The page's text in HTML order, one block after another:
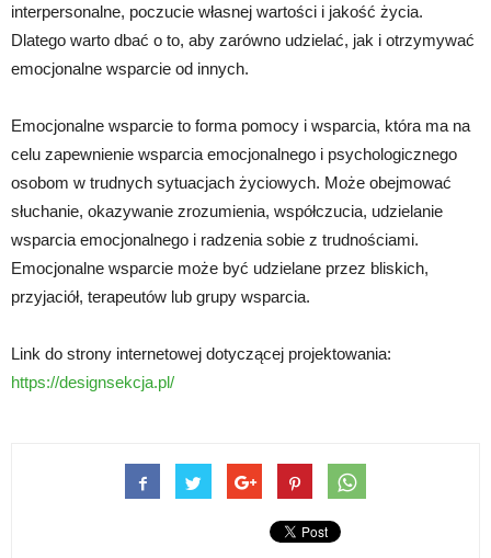
interpersonalne, poczucie własnej wartości i jakość życia.
Dlatego warto dbać o to, aby zarówno udzielać, jak i otrzymywać
emocjonalne wsparcie od innych.
Emocjonalne wsparcie to forma pomocy i wsparcia, która ma na
celu zapewnienie wsparcia emocjonalnego i psychologicznego
osobom w trudnych sytuacjach życiowych. Może obejmować
słuchanie, okazywanie zrozumienia, współczucia, udzielanie
wsparcia emocjonalnego i radzenia sobie z trudnościami.
Emocjonalne wsparcie może być udzielane przez bliskich,
przyjaciół, terapeutów lub grupy wsparcia.
Link do strony internetowej dotyczącej projektowania:
https://designsekcja.pl/